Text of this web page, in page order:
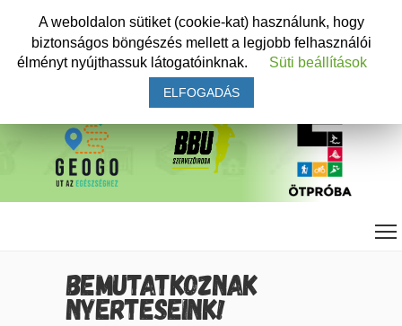
BEMUTATKOZNAK
NYERTESEINK!
A weboldalon sütiket (cookie-kat) használunk, hogy
biztonságos böngészés mellett a legjobb felhasználói
élményt nyújthassuk látogatóinknak.
Süti beállítások
ELFOGADÁS